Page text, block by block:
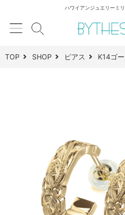
ハワイアンジュエリーミ
TOP SHOP ピアス K14ゴ